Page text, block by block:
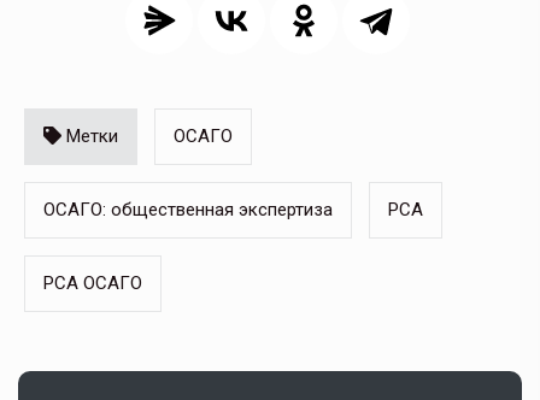
Метки ОСАГО
ОСАГО: общественная экспертиза РСА
РСА ОСАГО